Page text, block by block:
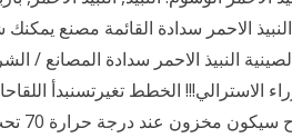
الاحمر سدادة القائمة مصنع يمكنك
النبيذ الاحمر سدادة المصانع /
الخطط تغيرتسنبدأ
القادم في